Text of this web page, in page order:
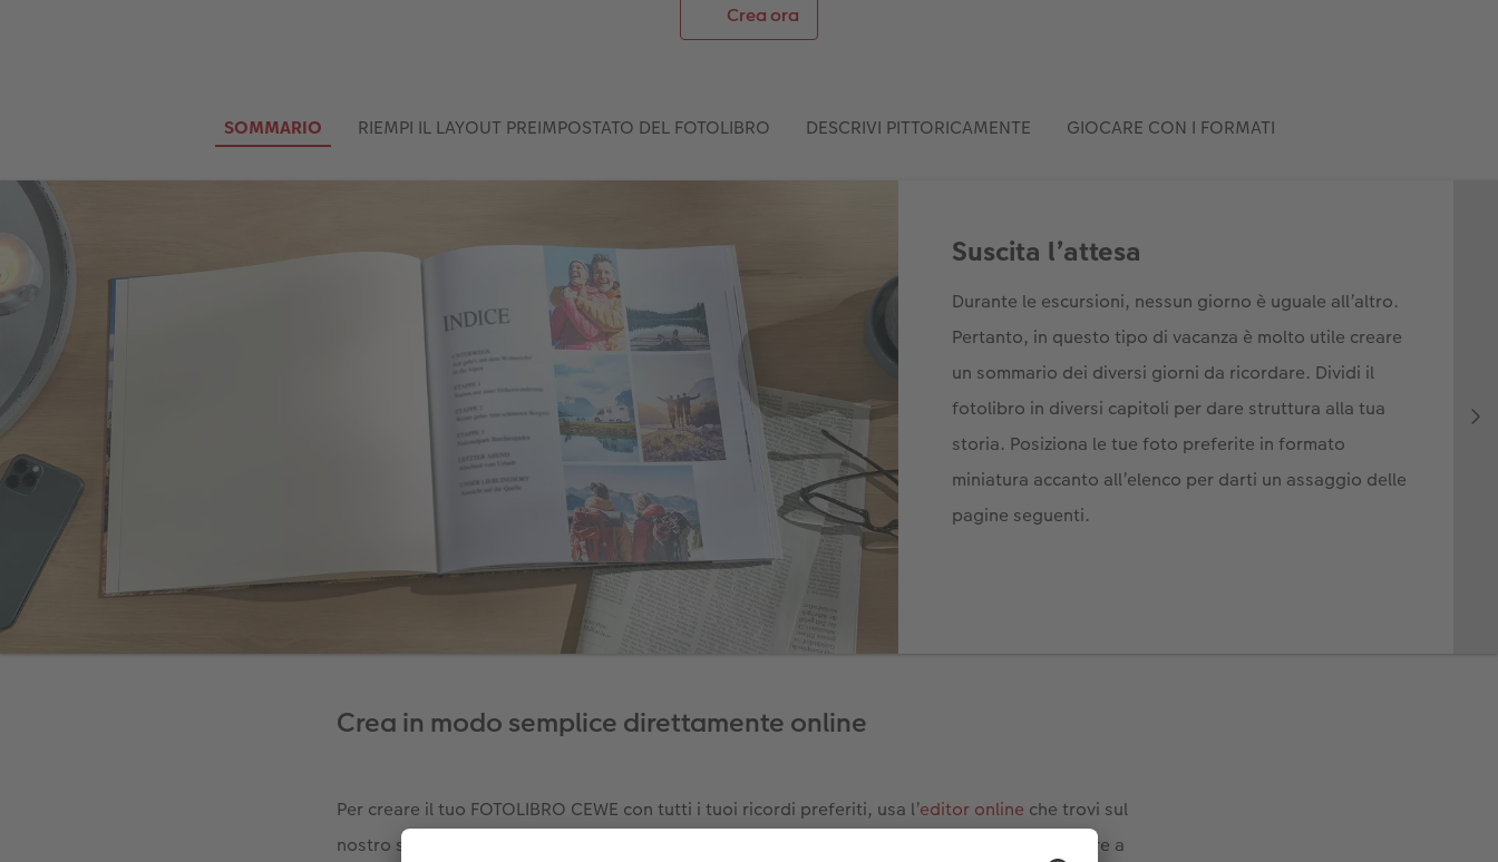
Crea ora
Crea in modo semplice direttamente online
Per creare il tuo FOTOLIBRO CEWE con tutti i tuoi ricordi preferiti, usa l’editor online che trovi sul
nostro sito web. Non devi scaricare alcun software da installare sul tuo computer, puoi iniziare a